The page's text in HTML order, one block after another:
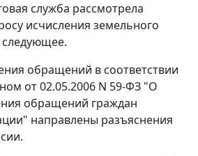
служба рассмотрела
исчисления земельного
обращений в соответствии
от 02.05.2006 N 59-ФЗ "О
обращений граждан
направлены разъяснения